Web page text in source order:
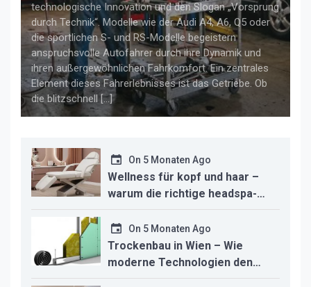
technologische Innovation und den Slogan „Vorsprung
durch Technik“. Modelle wie der Audi A4, A6, Q5 oder
die sportlichen S- und RS-Modelle begeistern
anspruchsvolle Autofahrer durch ihre Dynamik und
ihren außergewöhnlichen Fahrkomfort. Ein zentrales
Element dieses Fahrerlebnisses ist das Getriebe. Ob
die blitzschnell […]
On 5 Monaten Ago
Wellness für kopf und haar –
warum die richtige headspa-
liege den unterschied für ihr
studio macht
On 5 Monaten Ago
Trockenbau in Wien – Wie
moderne Technologien den
Innenausbau revolutionieren